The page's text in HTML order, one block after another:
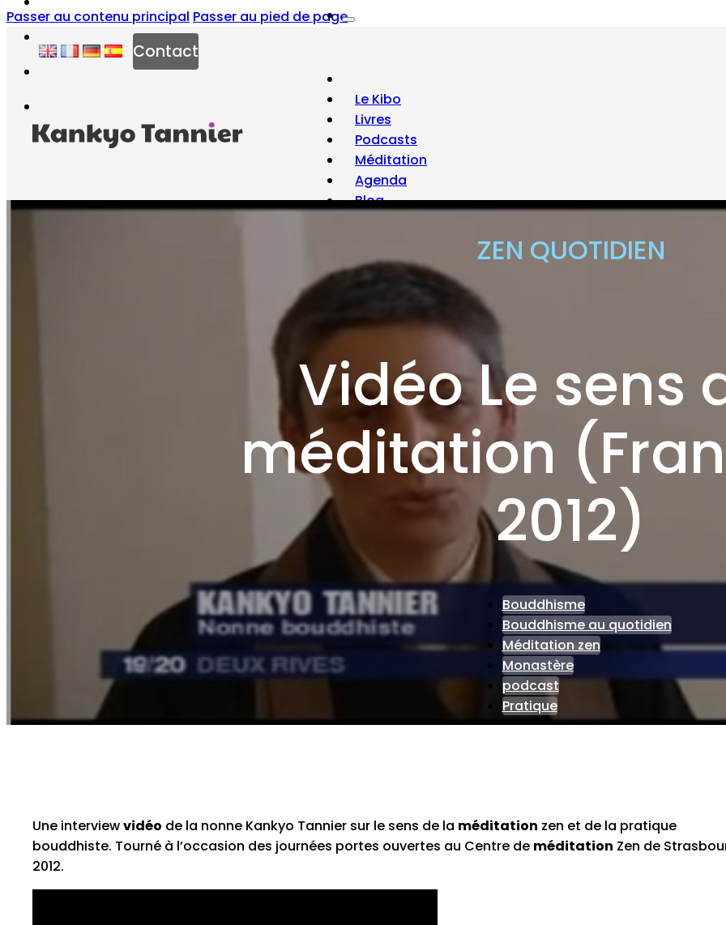
Passer au contenu principal Passer au pied de page
Contact
Le Kibo
Livres
Podcasts
Méditation
Agenda
Blog
ZEN QUOTIDIEN
Vidéo Le sens
méditation
2012)
Bouddhisme
Bouddhisme au quotidien
Méditation zen
Monastère
podcast
Pratique
Une interviewvidéo de la nonne Kankyo Tannier sur le sens de la méditation zen et de la pratique
bouddhiste. Tourné à l’occasion des journées portes ouvertes au Centre de méditation Zen de
2012.